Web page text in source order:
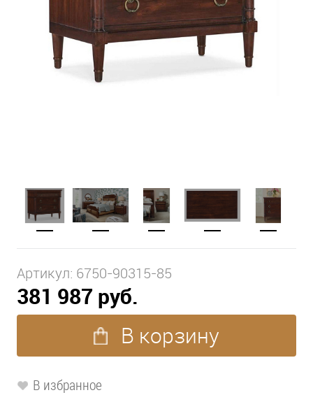
Артикул: 6750-90315-85
381 987 руб.
В корзину
В избранное